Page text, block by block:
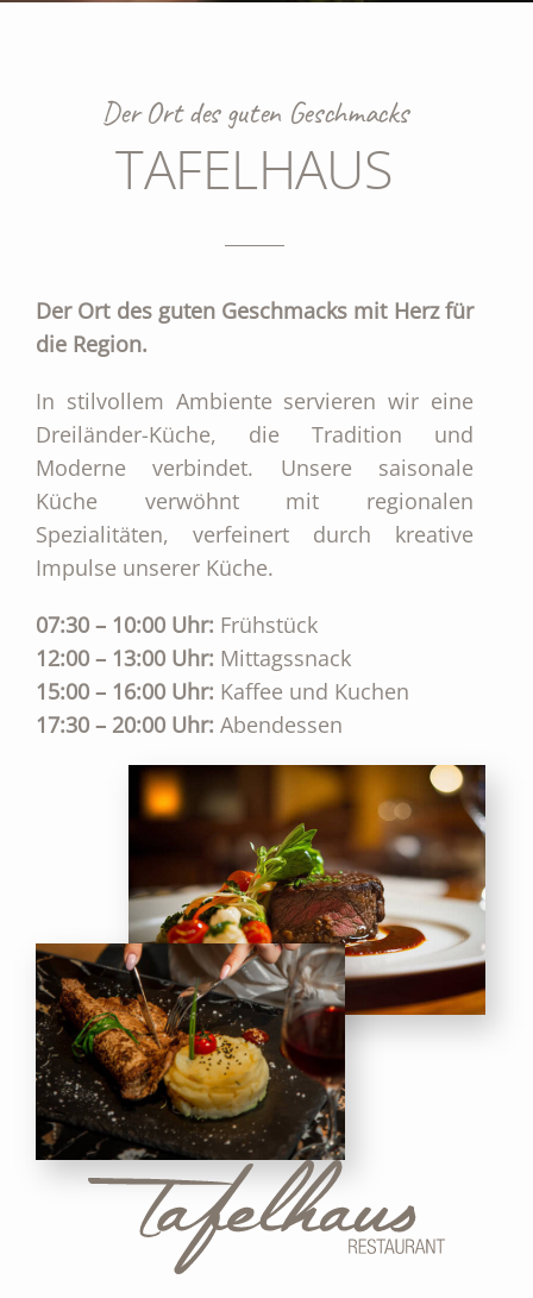
Der Ort des guten Geschmacks
TAFELHAUS
Der Ort des guten Geschmacks mit Herz für
die Region.
In stilvollem Ambiente servieren wir eine
Dreiländer-Küche, die Tradition und
Moderne verbindet. Unsere saisonale
Küche verwöhnt mit regionalen
Spezialitäten, verfeinert durch kreative
Impulse unserer Küche.
07:30 – 10:00 Uhr: Frühstück
12:00 – 13:00 Uhr: Mittagssnack
15:00 – 16:00 Uhr: Kaffee und Kuchen
17:30 – 20:00 Uhr: Abendessen